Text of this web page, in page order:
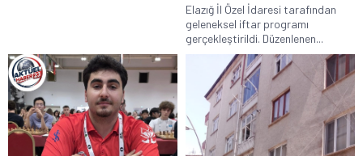
Elazığ İl Özel İdaresi tarafından
geleneksel iftar programı
gerçekleştirildi. Düzenlenen...